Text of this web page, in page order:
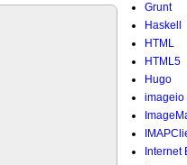
Grunt
Haskell
HTML
HTML5
Hugo
imageio
Internet